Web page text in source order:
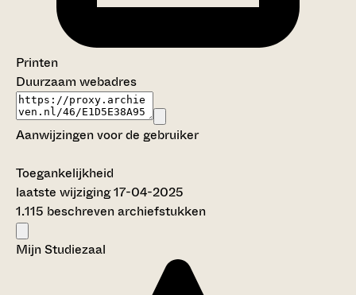
Printen
Duurzaam webadres
Aanwijzingen voor de gebruiker
Toegankelijkheid
laatste wijziging 17-04-2025
1.115 beschreven archiefstukken
Mijn Studiezaal